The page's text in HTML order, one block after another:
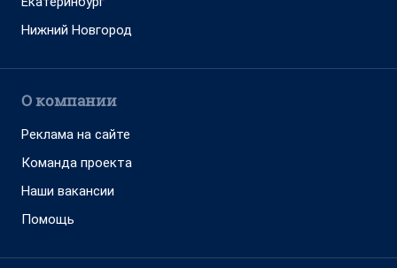
Нижний Новгород
О компании
Реклама на сайте
Команда проекта
Наши вакансии
Помощь